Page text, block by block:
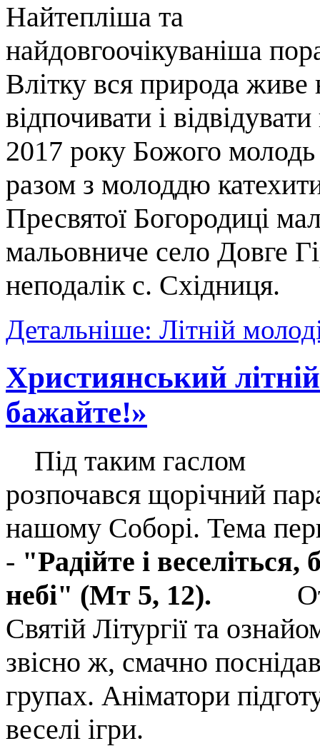
Найтепліша та
найдовгоочікуваніша
Влітку вся природа живе
відпочивати і
2017 року Божого
разом з молоддю
Пресвятої Богородиці
мальовниче село Довге
неподалік с. Східниця.
Детальніше: Літній
Християнський
бажайте!»
Під таким гаслом
розпочався щорічний
нашому Соборі. Тема
- "Радійте і
небі" (Мт 5, 12).
Святій Літургії та
звісно ж, смачно
групах. Аніматори
веселі ігри.